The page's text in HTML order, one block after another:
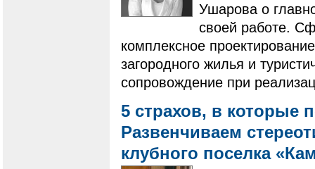
Ушарова о
своей работе.
комплексное
загородного жилья и
сопровождение при
5 страхов, в которые
Развенчиваем
клубного поселка